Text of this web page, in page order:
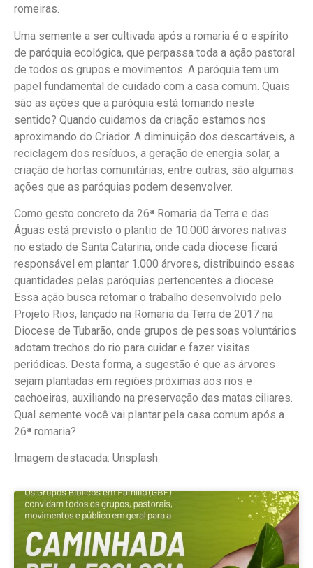
romeiras.
Uma semente a ser cultivada após a romaria é o espírito
de paróquia ecológica, que perpassa toda a ação pastoral
de todos os grupos e movimentos. A paróquia tem um
papel fundamental de cuidado com a casa comum. Quais
são as ações que a paróquia está tomando neste
sentido? Quando cuidamos da criação estamos nos
aproximando do Criador. A diminuição dos descartáveis, a
reciclagem dos resíduos, a geração de energia solar, a
criação de hortas comunitárias, entre outras, são algumas
ações que as paróquias podem desenvolver.
Como gesto concreto da 26ª Romaria da Terra e das
Águas está previsto o plantio de 10.000 árvores nativas
no estado de Santa Catarina, onde cada diocese ficará
responsável em plantar 1.000 árvores, distribuindo essas
quantidades pelas paróquias pertencentes a diocese.
Essa ação busca retomar o trabalho desenvolvido pelo
Projeto Rios, lançado na Romaria da Terra de 2017 na
Diocese de Tubarão, onde grupos de pessoas voluntários
adotam trechos do rio para cuidar e fazer visitas
periódicas. Desta forma, a sugestão é que as árvores
sejam plantadas em regiões próximas aos rios e
cachoeiras, auxiliando na preservação das matas ciliares.
Qual semente você vai plantar pela casa comum após a
26ª romaria?
Imagem destacada: Unsplash